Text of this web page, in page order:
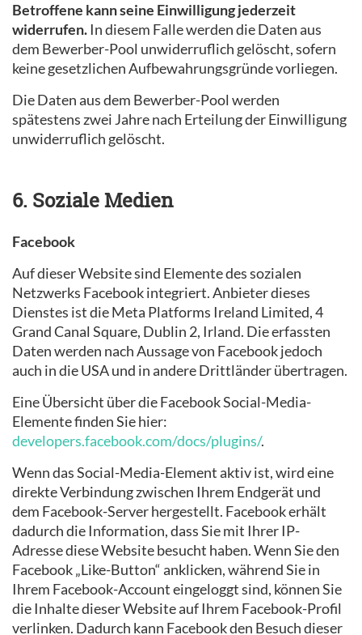
Betroffene kann seine Einwilligung jederzeit
widerrufen. In diesem Falle werden die Daten aus
dem Bewerber-Pool unwiderruflich gelöscht, sofern
keine gesetzlichen Aufbewahrungsgründe vorliegen.
Die Daten aus dem Bewerber-Pool werden
spätestens zwei Jahre nach Erteilung der Einwilligung
unwiderruflich gelöscht.
6. Soziale Medien
Facebook
Auf dieser Website sind Elemente des sozialen
Netzwerks Facebook integriert. Anbieter dieses
Dienstes ist die Meta Platforms Ireland Limited, 4
Grand Canal Square, Dublin 2, Irland. Die erfassten
Daten werden nach Aussage von Facebook jedoch
auch in die USA und in andere Drittländer übertragen.
Eine Übersicht über die Facebook Social-Media-
Elemente finden Sie hier:
developers.facebook.com/docs/plugins/.
Wenn das Social-Media-Element aktiv ist, wird eine
direkte Verbindung zwischen Ihrem Endgerät und
dem Facebook-Server hergestellt. Facebook erhält
dadurch die Information, dass Sie mit Ihrer IP-
Adresse diese Website besucht haben. Wenn Sie den
Facebook „Like-Button“ anklicken, während Sie in
Ihrem Facebook-Account eingeloggt sind, können Sie
die Inhalte dieser Website auf Ihrem Facebook-Profil
verlinken. Dadurch kann Facebook den Besuch dieser